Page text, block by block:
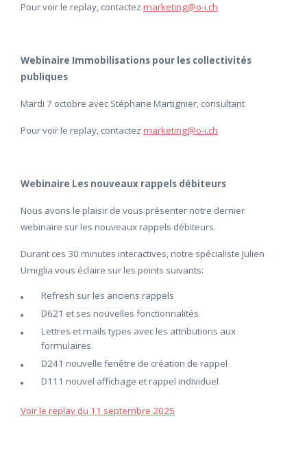
Pour voir le replay, contactez marketing@o-i.ch
Webinaire Immobilisations pour les collectivités
publiques
Mardi 7 octobre avec Stéphane Martignier, consultant
Pour voir le replay, contactez marketing@o-i.ch
Webinaire Les nouveaux rappels débiteurs
Nous avons le plaisir de vous présenter notre dernier
webinaire sur les nouveaux rappels débiteurs.
Durant ces 30 minutes interactives, notre spécialiste Julien
Umiglia vous éclaire sur les points suivants:
Refresh sur les anciens rappels
D621 et ses nouvelles fonctionnalités
Lettres et mails types avec les attributions aux
formulaires
D241 nouvelle fenêtre de création de rappel
D111 nouvel affichage et rappel individuel
Voir le replay du 11 septembre 2025